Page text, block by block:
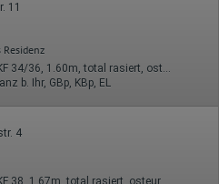
11
Residenz
28 Jahre, 75A, KF 34/36, 1.60m, total rasiert, osteuropäisch
b. Ihr, GBp, KBp, EL
4